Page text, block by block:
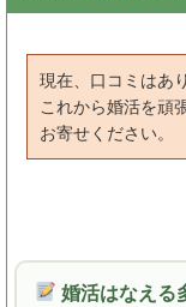
現在、口コミはあ
これから婚活を頑
お寄せください。
婚活はなえる